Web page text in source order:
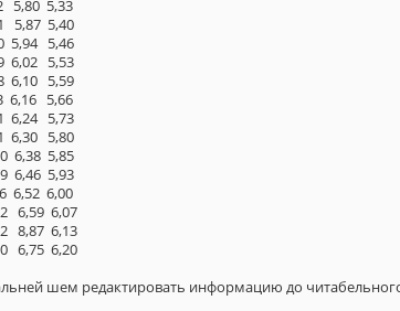
5,33
5,40
5,46
5,53
5,59
5,66
5,73
5,80
5,85
5,93
6,00
6,07
6,13
6,20
шем редактировать информацию до